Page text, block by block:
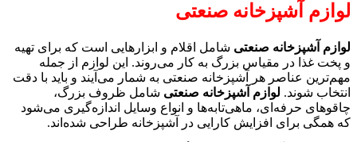
لوازم آشپزخانه صنعتی
لوازم آشپزخانه صنعتی شامل اقلام و ابزارهایی است که برای تهیه
و پخت غذا در مقیاس بزرگ به کار می‌روند. این لوازم از جمله
مهم‌ترین عناصر هر آشپزخانه صنعتی به شمار می‌آیند و باید با دقت
انتخاب شوند. لوازم آشپزخانه صنعتی شامل ظروف بزرگ،
چاقوهای حرفه‌ای، ماهی‌تابه‌ها و انواع وسایل اندازه‌گیری می‌شود
که همگی برای افزایش کارایی در آشپزخانه طراحی شده‌اند.